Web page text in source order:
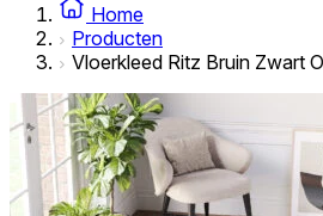
Home
Producten
Vloerkleed Ritz Bruin Zwart